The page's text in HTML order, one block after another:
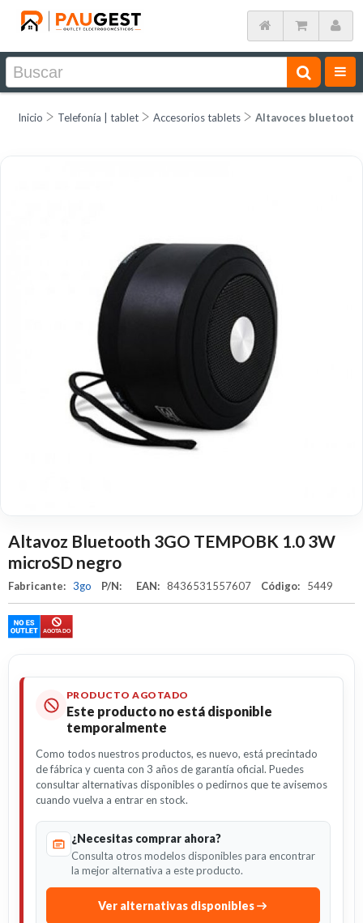
Inicio Telefonía | tablet Accesorios tablets Altavoces bluetooth
Altavoz Bluetooth 3GO TEMPOBK 1.0 3W
microSD negro
Fabricante: 3go P/N: EAN: 8436531557607 Código: 5449
PRODUCTO AGOTADO
Este producto no está disponible
temporalmente
Como todos nuestros productos, es nuevo, está precintado
de fábrica y cuenta con 3 años de garantía oficial. Puedes
consultar alternativas disponibles o pedirnos que te avisemos
cuando vuelva a entrar en stock.
¿Necesitas comprar ahora?
Consulta otros modelos disponibles para encontrar
la mejor alternativa a este producto.
Ver alternativas disponibles